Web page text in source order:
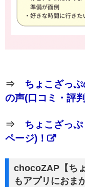
⇒ ちょこざっ
の声(口コミ・評
⇒ ちょこざっ
ページ)！
chocoZAP【ち
もアプリにおま